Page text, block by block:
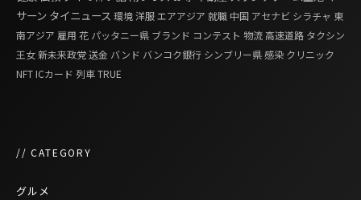
サーン タイニュース 環境洋服エアアジア 就職 中国 アセナビ シラチャ 東
南アジア 雇用 花 パッタニー県 ブランド コンテスト 物流高速道路 タクシン
王女新未来政党送金 バンド バンコク銀行 シンブリー県感染 クリニック
NFTICカード 列車TRUE
// CATEGORY
グルメ